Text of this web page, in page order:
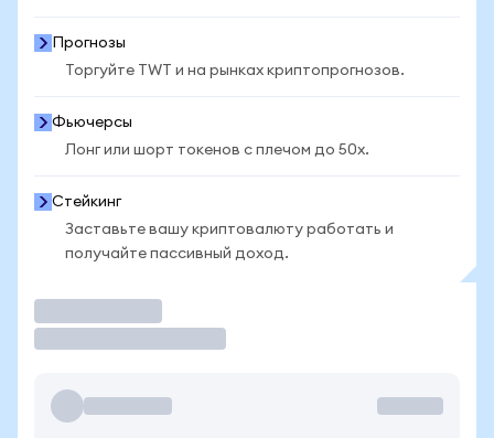
Прогнозы
Торгуйте TWT и на рынках криптопрогнозов.
Фьючерсы
Лонг или шорт токенов с плечом до 50x.
Стейкинг
Заставьте вашу криптовалюту работать и
получайте пассивный доход.